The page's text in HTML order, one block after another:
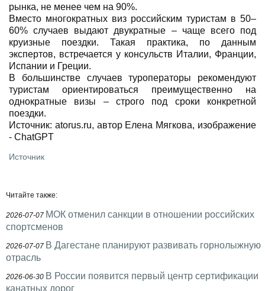
рынка, не менее чем на 90%.
Вместо многократных виз российским туристам в 50–
60% случаев выдают двукратные – чаще всего под
круизные поездки. Такая практика, по данным
экспертов, встречается у консульств Италии, Франции,
Испании и Греции.
В большинстве случаев туроператоры рекомендуют
туристам ориентироваться преимущественно на
однократные визы – строго под сроки конкретной
поездки.
Источник: atorus.ru, автор Елена Мягкова, изображение
- ChatGPT
Источник
Читайте также:
2026-07-07 МОК отменил санкции в отношении российских
спортсменов
2026-07-07 В Дагестане планируют развивать горнолыжную
отрасль
2026-06-30 В России появится первый центр сертификации
канатных дорог